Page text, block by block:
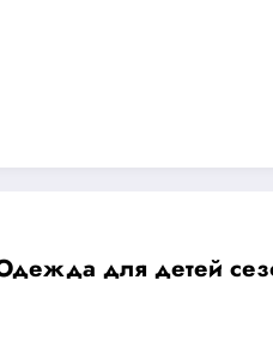
для детей